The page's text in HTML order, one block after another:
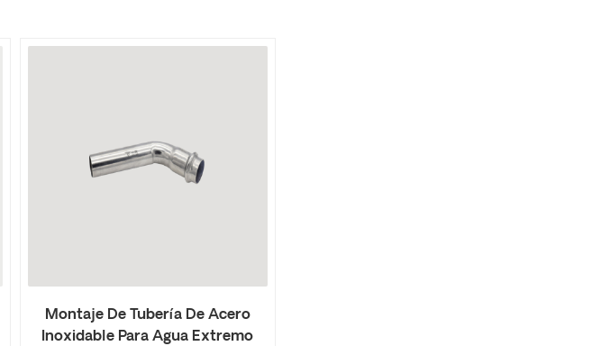
Montaje De Tubería De Acero
Inoxidable Para Agua Extremo